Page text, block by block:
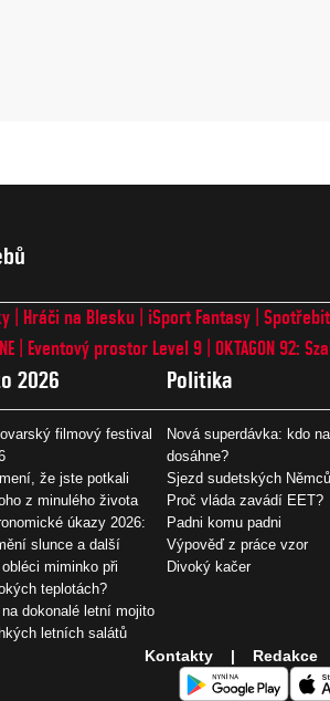
Hráči na Blesku iSport Fantasy
Eventový prostor Level 9 OKTAGON 92:
2026
filmový festival
že jste potkali
z minulého života
úkazy 2026:
slunce a další
miminko při
teplotách?
dokonalé letní mojito
letních salátů
Politika
Nová superdávka: kdo
dosáhne?
Sjezd sudetských Němců
Proč vláda zavádí EET?
Padni komu padni
Výpověď z práce vzor
Divoký kačer
Kontakty Redakce